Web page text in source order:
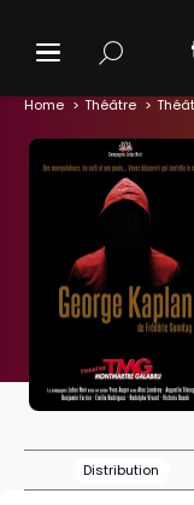
Home Théâtre
Distribution